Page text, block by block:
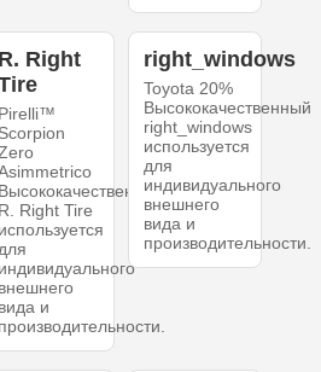
R. Right
Pirelli™
Scorpion
Высококачественный
R. Right Tire
используется
индивидуального
внешнего
вида и
производительности.
right_windows
Toyota 20%
Высококачественный
right_windows
используется
для
индивидуального
внешнего
вида и
производительности.